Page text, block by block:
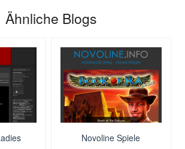
Ähnliche Blogs
Novoline Spiele